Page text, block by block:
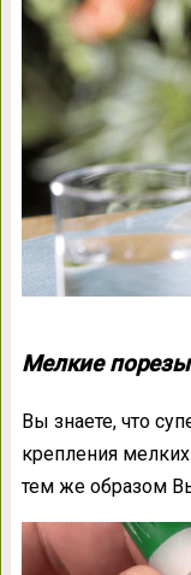
Мелкие
Вы знаете, что
крепления
тем же образом